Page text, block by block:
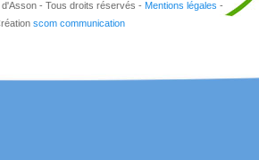
- Tous droits réservés - Mentions légales -
scom communication